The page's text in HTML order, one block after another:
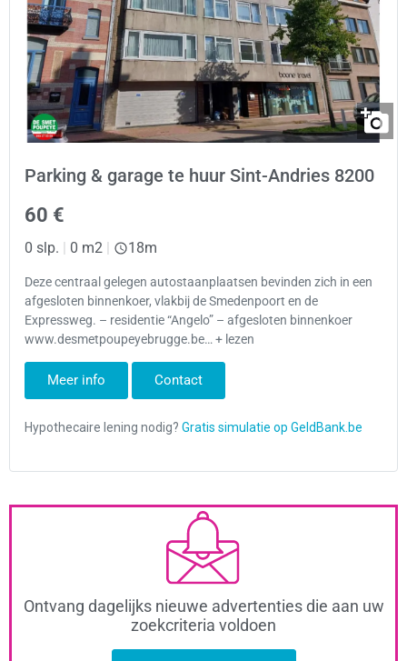
Parking & garage te huur Sint-Andries 8200
60 €
0 slp. 0 m2 18m
Deze centraal gelegen autostaanplaatsen bevinden zich in een
afgesloten binnenkoer, vlakbij de Smedenpoort en de
Expressweg. – residentie “Angelo” – afgesloten binnenkoer
www.desmetpoupeyebrugge.be… + lezen
Meer info Contact
Ontvang dagelijks nieuwe advertenties die aan uw
zoekcriteria voldoen